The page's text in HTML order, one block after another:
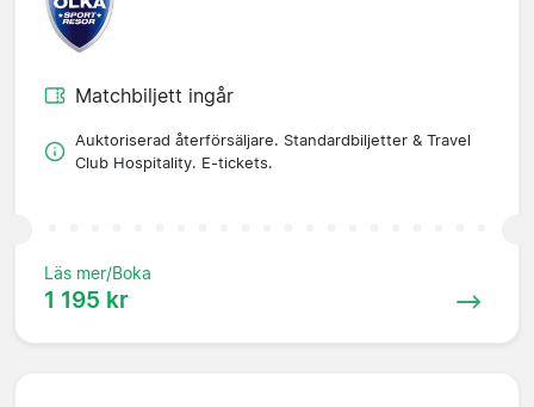
Matchbiljett ingår
Auktoriserad återförsäljare. Standardbiljetter & Travel
Club Hospitality. E-tickets.
Läs mer/Boka
1 195 kr